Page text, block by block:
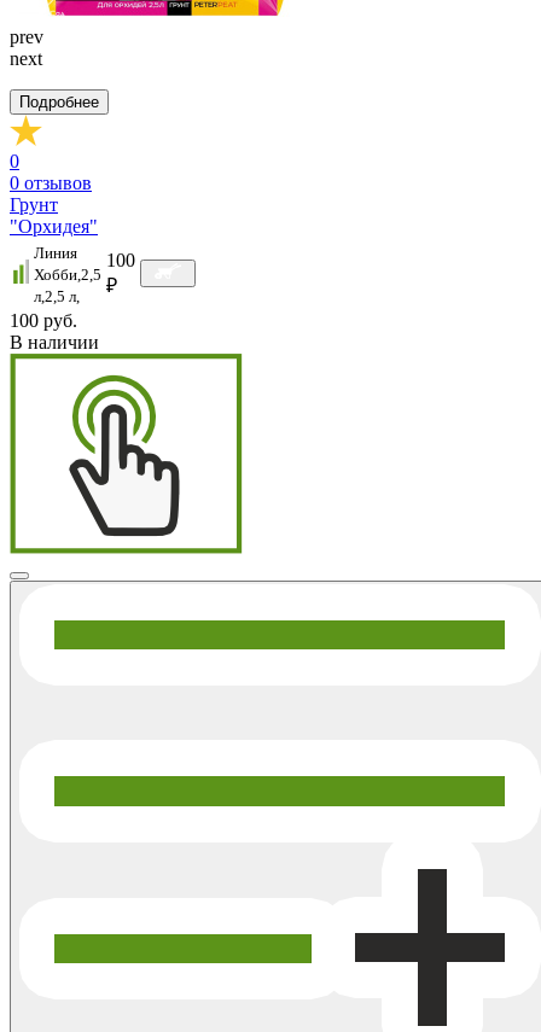
prev
next
Подробнее
0
0 отзывов
Грунт
"Орхидея"
Линия
Хобби,2,5
л,2,5 л,
100
₽
100 руб.
В наличии